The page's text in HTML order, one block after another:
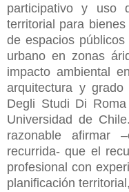
participativo y uso
territorial para
de espacios
urbano en zonas
impacto ambiental
arquitectura y
Degli Studi Di
Universidad de
razonable afirmar
recurrida- que el
profesional con
planificación